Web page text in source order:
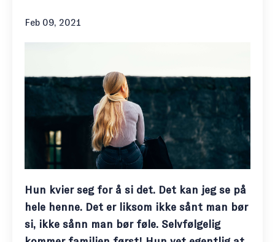
Feb 09, 2021
Hun kvier seg for å si det. Det kan jeg se på
hele henne. Det er liksom ikke sånt man bør
si, ikke sånn man bør føle. Selvfølgelig